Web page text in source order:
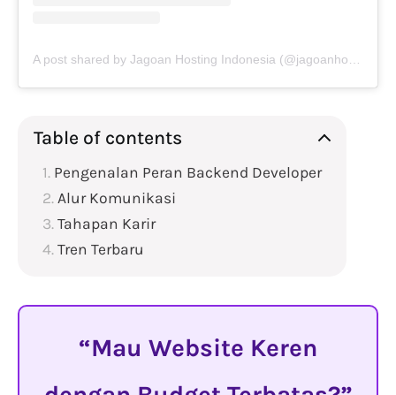
Table of contents
Pengenalan Peran Backend Developer
Alur Komunikasi
Tahapan Karir
Tren Terbaru
Mau Website Keren